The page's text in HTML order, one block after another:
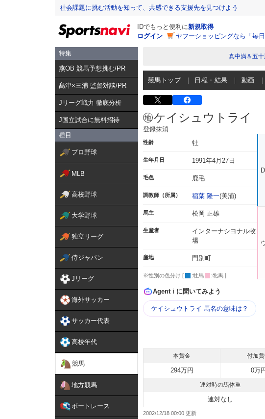
社会課題に挑む活動を知って、共感できる支援先を見つけよう
IDでもっと便利に新規取得
ログイン
ヤフーショッピングなら「毎
特集
燕OB 競馬予想挑む/PR
髙津×三浦 監督対談/PR
Jリーグ戦力 徹底分析
J国立試合に無料招待
種目
プロ野球
MLB
高校野球
大学野球
独立リーグ
侍ジャパン
Jリーグ
海外サッカー
サッカー代表
高校年代
競馬
地方競馬
ボートレース
真中満＆五十
競馬トップ 日程・結果 動画
ケイシュウトライ
登録抹消
性齢 牡
生年月日 1991年4月27日
毛色 鹿毛
調教師（所属） 稲葉 隆一(美浦)
馬主 松岡 正雄
生産者
インターナシヨナル牧
場
産地 門別町
※性別の色分け [ :牡馬 :牝馬 ]
Agent i に聞いてみよう
ケイシュウトライ 馬名の意味は？
本賞金 付加
294万円 0万
連対時の馬体重
連対なし
2002/12/18 00:00